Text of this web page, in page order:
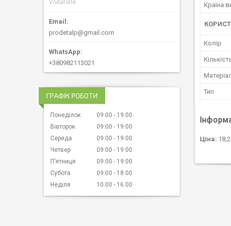
Країна
Колір
Тип
Ціна:
Vodafone
prodetalp@gmail.com
+380982113021
ГРАФІК РОБОТИ
Понеділок 09:00
19:00
Вівторок
09:00
19:00
Середа
09:00
19:00
Четвер
09:00
19:00
Пʼятниця
09:00
19:00
Субота
09:00
18:00
Неділя
10:00 16:00